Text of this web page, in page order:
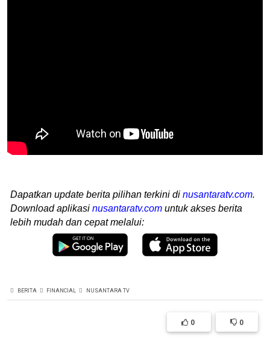
Dapatkan update berita pilihan terkini di nusantaratv.com.
Download aplikasi nusantaratv.com untuk akses berita
lebih mudah dan cepat melalui:
BERITA FINANCIAL NUSANTARA TV
0 0